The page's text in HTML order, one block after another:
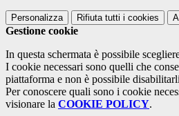
Personalizza Rifiuta tutti i cookies
Gestione cookie
In questa schermata è possibile
I cookie necessari sono quelli che
piattaforma e non è possibile
Per conoscere quali sono i cookie
visionare la COOKIE POLICY.